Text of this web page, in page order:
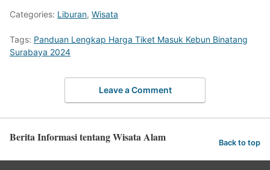
Categories: Liburan, Wisata
Tags: Panduan Lengkap Harga Tiket Masuk Kebun Binatang
Surabaya 2024
Leave a Comment
Berita Informasi tentang Wisata Alam Back to top